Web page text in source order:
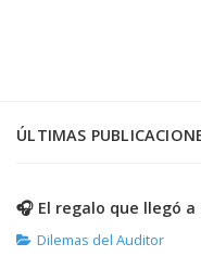
ÚLTIMAS
🎧 El regalo que llegó a
Dilemas del Auditor